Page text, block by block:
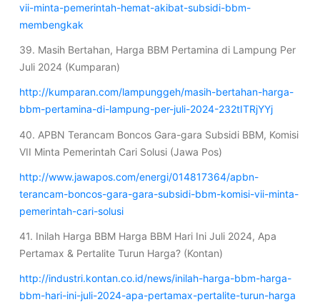
vii-minta-pemerintah-hemat-akibat-subsidi-bbm-
membengkak
39. Masih Bertahan, Harga BBM Pertamina di Lampung Per
Juli 2024 (Kumparan)
http://kumparan.com/lampunggeh/masih-bertahan-harga-
bbm-pertamina-di-lampung-per-juli-2024-232tITRjYYj
40. APBN Terancam Boncos Gara-gara Subsidi BBM, Komisi
VII Minta Pemerintah Cari Solusi (Jawa Pos)
http://www.jawapos.com/energi/014817364/apbn-
terancam-boncos-gara-gara-subsidi-bbm-komisi-vii-minta-
pemerintah-cari-solusi
41. Inilah Harga BBM Harga BBM Hari Ini Juli 2024, Apa
Pertamax & Pertalite Turun Harga? (Kontan)
http://industri.kontan.co.id/news/inilah-harga-bbm-harga-
bbm-hari-ini-juli-2024-apa-pertamax-pertalite-turun-harga